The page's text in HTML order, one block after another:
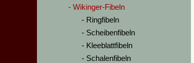
Wikinger-Fibeln
Ringfibeln
Scheibenfibeln
Kleeblattfibeln
Schalenfibeln